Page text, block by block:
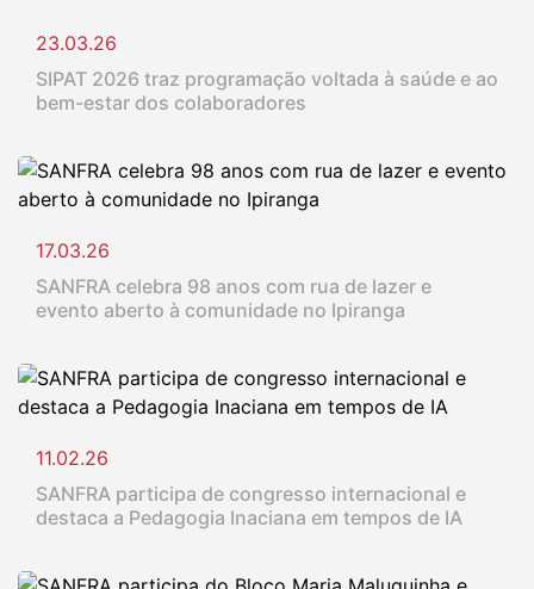
23.03.26
SIPAT 2026 traz programação voltada à saúde e ao
bem-estar dos colaboradores
17.03.26
SANFRA celebra 98 anos com rua de lazer e
evento aberto à comunidade no Ipiranga
11.02.26
SANFRA participa de congresso internacional e
destaca a Pedagogia Inaciana em tempos de IA